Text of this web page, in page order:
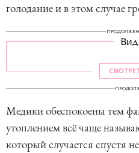
голодание и в этом случае
Медики обеспокоены тем
утоплением всё чаще
который случается спустя